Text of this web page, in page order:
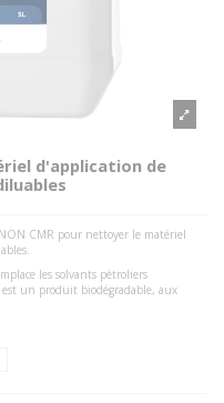
d'application de
CMR pour nettoyer le matériel
les solvants pétroliers
un produit biodégradable, aux